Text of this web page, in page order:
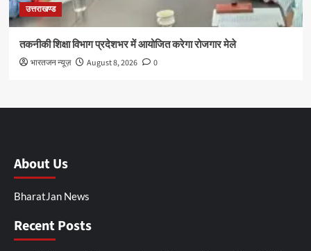
उत्तराखण्ड
तकनीकी शिक्षा विभाग प्रदेशभर में आयोजित करेगा रोजगार मेले
भारतजन न्यूज़ August 8, 2026 0
About Us
BharatJan News
Recent Posts